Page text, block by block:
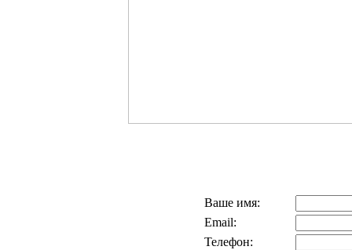
Ваше имя:
Email:
Телефон: